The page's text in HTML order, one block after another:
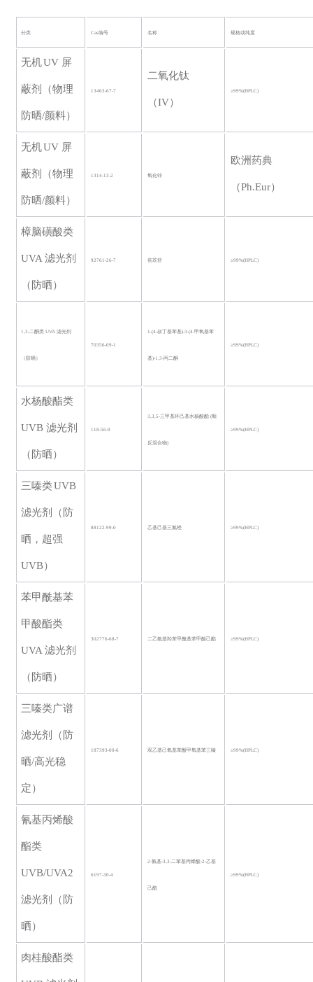
分类 Cas编号 名称 规格或纯度
无机UV 屏
蔽剂（物理
防晒/颜料）
13463-67-7
二氧化钛
（IV）
≥99%(HPLC)
无机UV 屏
蔽剂（物理
防晒/颜料）
1314-13-2 氧化锌
欧洲药典
（Ph.Eur）
樟脑磺酸类
UVA 滤光剂
（防晒）
92761-26-7 依莰舒 ≥99%(HPLC)
1,3-二酮类 UVA 滤光剂
（防晒）
70356-09-1
1-(4-叔丁基苯基)-3-(4-甲氧基苯
基)-1,3-丙二酮
≥99%(HPLC)
水杨酸酯类
UVB 滤光剂
（防晒）
118-56-9
3,3,5-三甲基环己基水杨酸酯 (顺
反混合物)
≥99%(HPLC)
三嗪类UVB
滤光剂（防
晒，超强
UVB）
88122-99-0 乙基己基三氮唑 ≥99%(HPLC)
苯甲酰基苯
甲酸酯类
UVA 滤光剂
（防晒）
302776-68-7 二乙氨基羟苯甲酰基苯甲酸己酯 ≥99%(HPLC)
三嗪类广谱
滤光剂（防
晒/高光稳
定）
187393-00-6 双乙基己氧基苯酚甲氧基苯三嗪 ≥99%(HPLC)
氰基丙烯酸
酯类
UVB/UVA2
滤光剂（防
晒）
6197-30-4
2-氰基-3,3-二苯基丙烯酸-2-乙基
己酯
≥99%(HPLC)
肉桂酸酯类